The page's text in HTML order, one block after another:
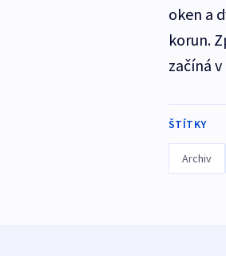
oken a
korun.
začíná
ŠTÍTKY
Archiv